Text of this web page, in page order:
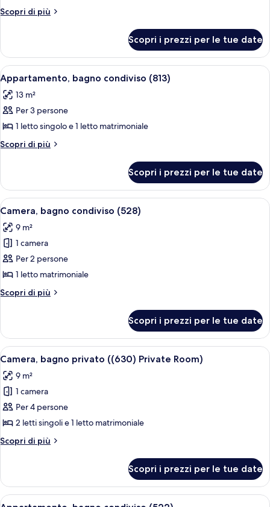
Appartamento,
(820)
Scopri di più
Altri
bagno
condiviso
(820)
Scopri i prezzi per le tue date
Apri
tutte
le
foto
per
Appartamento,
(813)
Una camera da letto con due letti,
3
Appartamento, bagno condiviso (813)
13 m²
Per 3 persone
1 letto singolo e 1 letto matrimoniale
Scopri di più
Altri
bagno
condiviso
(813)
Scopri i prezzi per le tue date
Apri
tutte
le
foto
per
Camera,
bagno
condiviso
Una stanza moderna e accogliente
9
Camera, bagno condiviso (528)
9 m²
1 camera
Per 2 persone
1 letto matrimoniale
Scopri di più
Altri
bagno
condiviso
(528)
Scopri i prezzi per le tue date
Apri
tutte
le
foto
per
Camera,
bagno
privato
Private
Room)
Una stanza compatta con un letto,
7
Camera, bagno privato ((630) Private Room)
9 m²
1 camera
Per 4 persone
2 letti singoli e 1 letto matrimoniale
Scopri di più
Altri
bagno
privato
Scopri i prezzi per le tue date
Apri Un letto a castello con biancheria a